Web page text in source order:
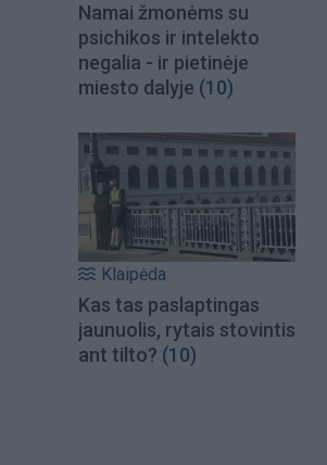
Namai žmonėms su
psichikos ir intelekto
negalia - ir pietinėje
miesto dalyje (10)
Klaipėda
Kas tas paslaptingas
jaunuolis, rytais stovintis
ant tilto? (10)